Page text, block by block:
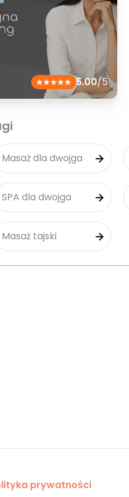
5.00/5
Masaż dla dwojga
SPA dla dwojga
Masaż tajski
prywatności